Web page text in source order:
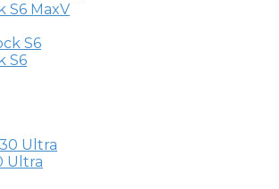
S6 MaxV
S6
Ultra